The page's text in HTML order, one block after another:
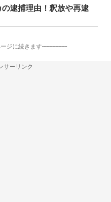
逮捕理由！釈放や再逮
ジに続きます-----------------
サーリンク